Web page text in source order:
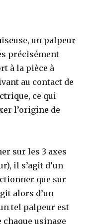
un palpeur
précisément
à la pièce à
au contact de
ce qui
l’origine de
sur les 3 axes
il s’agit d’un
que sur
alors d’un
tel palpeur est
chaque usinage